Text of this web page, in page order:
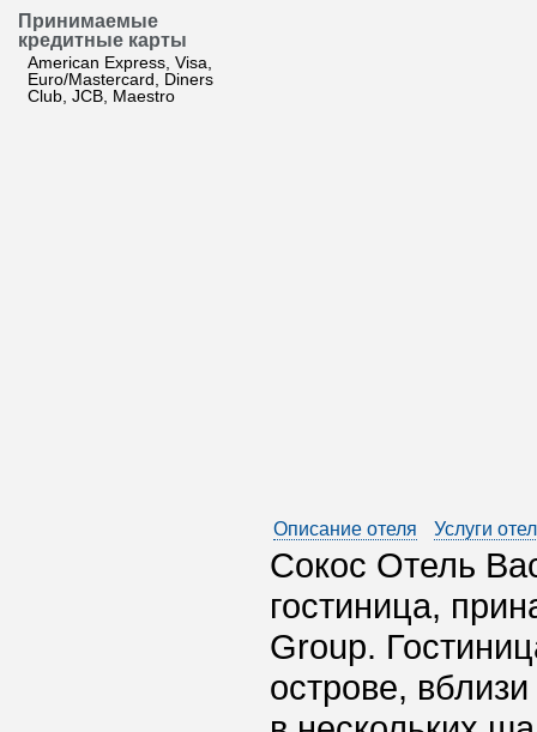
Принимаемые
кредитные карты
American Express, Visa,
Euro/Mastercard, Diners
Club, JCB, Maestro
Описание отеля Услуги
Сокос Отель
гостиница,
Group.
острове,